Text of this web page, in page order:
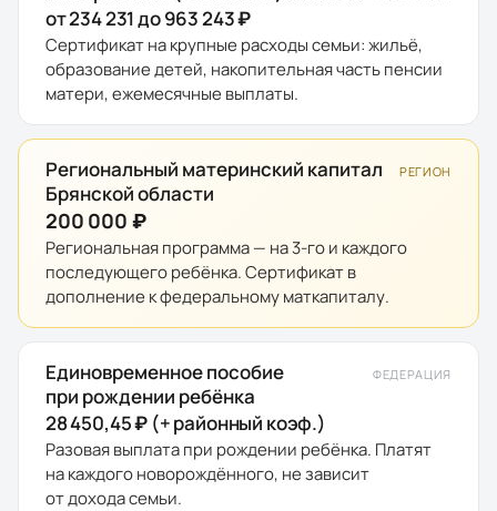
от 234 231 до 963 243 ₽
Сертификат на крупные расходы семьи: жильё,
образование детей, накопительная часть пенсии
матери, ежемесячные выплаты.
Региональный материнский капитал
Брянской области
РЕГИОН
200 000 ₽
Региональная программа — на 3-го и каждого
последующего ребёнка. Сертификат в
дополнение к федеральному маткапиталу.
Единовременное пособие
при рождении ребёнка
ФЕДЕРАЦИЯ
28 450,45 ₽ (+ районный коэф.)
Разовая выплата при рождении ребёнка. Платят
на каждого новорождённого, не зависит
от дохода семьи.